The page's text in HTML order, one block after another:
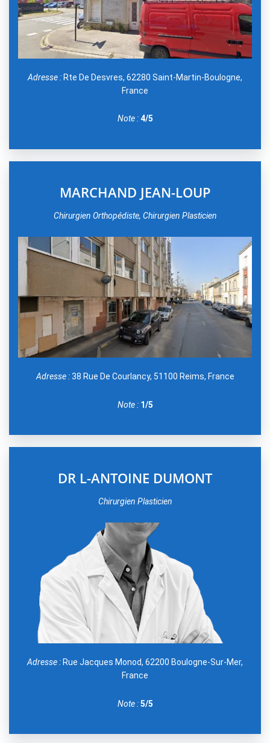
Adresse : Rte De Desvres, 62280 Saint-Martin-Boulogne,
France
Note : 4/5
MARCHAND JEAN-LOUP
Chirurgien Orthopédiste, Chirurgien Plasticien
Adresse :38 Rue De Courlancy, 51100 Reims, France
Note : 1/5
DR L-ANTOINE DUMONT
Chirurgien Plasticien
Adresse : Rue Jacques Monod, 62200 Boulogne-Sur-Mer,
France
Note : 5/5